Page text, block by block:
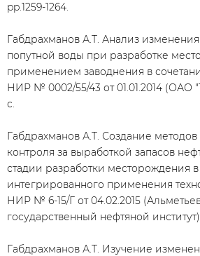
pp.1259-1264.
Габдрахманов А.Т. Анализ
попутной воды при разработке
применением заводнения в
НИР № 0002/55/43 от 01.01.2014 (ОАО
с.
Габдрахманов А.Т. Создание
контроля за выработкой запасов
стадии разработки месторождения
интегрированного применения
НИР № 6-15/Г от 04.02.2015
государственный нефтяной
Габдрахманов А.Т. Изучение